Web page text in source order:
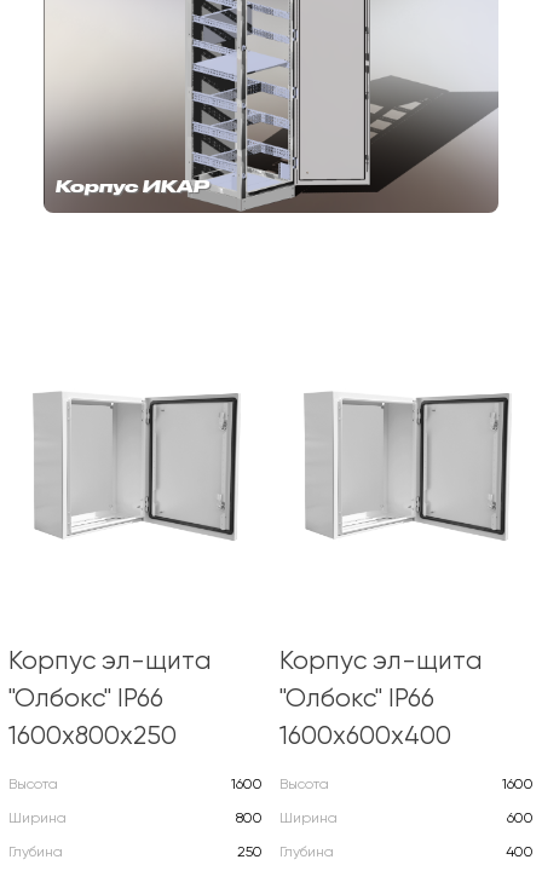
Корпус ИКАР
Корпус эл-щита
"Олбокс" IP66
1600х800х250
Высота
1600
Ширина
800
Глубина
250
Корпус эл-щита
"Олбокс" IP66
1600х600х400
Высота
1600
Ширина
600
Глубина
400